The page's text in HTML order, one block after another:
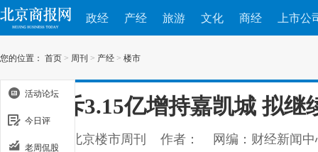
政经 产经 旅游 文化 商经 上市公
您的位置： 首页 > 周刊 > 产经 > 楼市
恒大斥3.15亿增持嘉凯城 拟继
出处：新北京楼市周刊 作者： 网编：财经新闻中
活动论坛
今日评
老周侃股